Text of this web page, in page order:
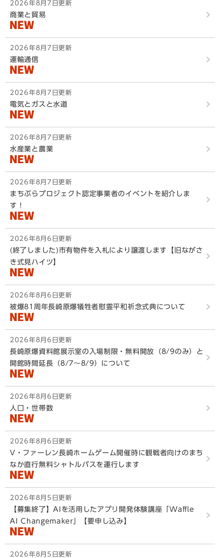
2026年8月7日更新
商業と貿易
2026年8月7日更新
運輸通信
2026年8月7日更新
電気とガスと水道
2026年8月7日更新
水産業と農業
2026年8月7日更新
まちぶらプロジェクト認定事業者のイベントを紹介しま
す！
2026年8月6日更新
(終了しました)市有物件を入札により譲渡します【旧ながさ
き式見ハイツ】
2026年8月6日更新
被爆81周年長崎原爆犠牲者慰霊平和祈念式典について
2026年8月6日更新
長崎原爆資料館展示室の入場制限・無料開放（8/9のみ）と
開館時間延長（8/7～8/9）について
2026年8月6日更新
人口・世帯数
2026年8月6日更新
V・ファーレン長崎ホームゲーム開催時に観戦者向けのまち
なか直行無料シャトルバスを運行します
2026年8月5日更新
【募集終了】AIを活用したアプリ開発体験講座「Waffle
AI Changemaker」【要申し込み】
2026年8月5日更新